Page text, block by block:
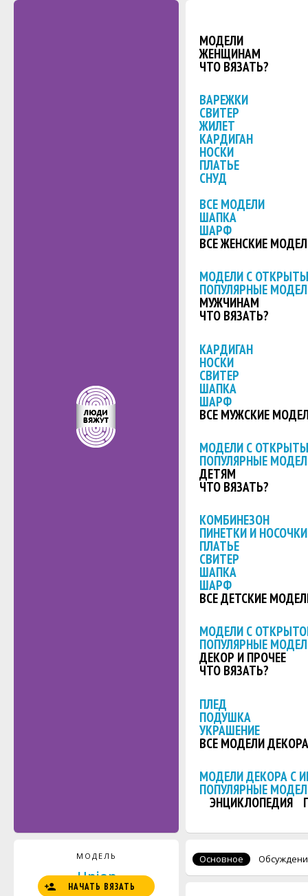
МОДЕЛИ
ЖЕНЩИНАМ
ЧТО ВЯЗАТЬ?
ВАРЕЖКИ
СВИТЕР
ЖИЛЕТ
КАРДИГАН
НОСКИ
ПЛАТЬЕ
СНУД
ВСЕ МОДЕЛИ
ШАПКА
ШАРФ
ВСЕ ЖЕНСКИЕ
МОДЕЛИ С
ПОПУЛЯРНЫЕ
МУЖЧИНАМ
ЧТО ВЯЗАТЬ?
КАРДИГАН
НОСКИ
СВИТЕР
ШАПКА
ШАРФ
ВСЕ МУЖСКИЕ
МОДЕЛИ С
ПОПУЛЯРНЫЕ
ДЕТЯМ
ЧТО ВЯЗАТЬ?
КОМБИНЕЗОН
ПИНЕТКИ И НОСОЧКИ
ПЛАТЬЕ
СВИТЕР
ШАПКА
ШАРФ
ВСЕ ДЕТСКИЕ
МОДЕЛИ С
ПОПУЛЯРНЫЕ
ДЕКОР И ПРОЧЕЕ
ЧТО ВЯЗАТЬ?
ПЛЕД
ПОДУШКА
УКРАШЕНИЕ
ВСЕ МОДЕЛИ ДЕКОРА
МОДЕЛИ ДЕКОРА С
ПОПУЛЯРНЫЕ
ЭНЦИКЛОПЕДИЯ
МОДЕЛЬ
Union
НАЧАТЬ ВЯЗАТЬ
Основное